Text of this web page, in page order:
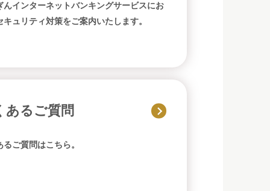
んインターネットバンキングサービスにお
キュリティ対策をご案内いたします。
あるご質問
るご質問はこちら。